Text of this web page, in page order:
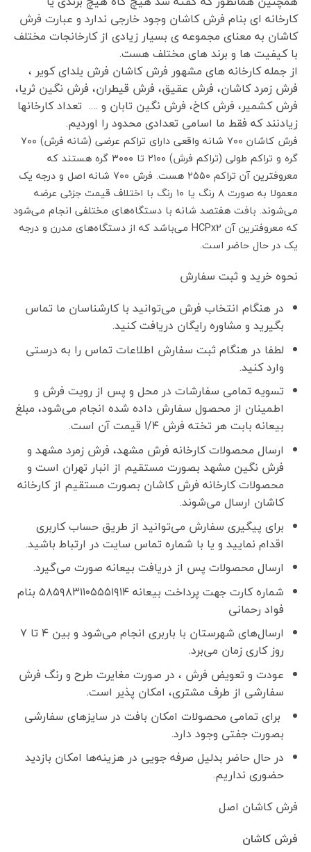
کارخانه ای بنام فرش کاشان وجود خارجی ندارد و عبارت فرش
کاشان به معنای مجموعه ی بسیار زیادی از کارخانجات مختلف
با کیفیت ها و برند های مختلف هست.
از جمله کارخانه های مشهور فرش کاشان فرش یلدای کویر ،
فرش زمرد کاشان، فرش عقیق، فرش قیطران، فرش نگین ثریا،
فرش کشمیر، فرش کاخ، فرش نگین تابان و …. تعداد کارخانها
زیادنند که فقط ما اسامی تعدادی محدود را اوردیم.
فرش کاشان ۷۰۰ شانه واقعی دارای تراکم عرضی (شانه فرش) ۷۰۰
گره و تراکم طولی (تراکم فرش) ۲۱۰۰ تا ۳۰۰۰ گره هستند که
معروفترین آن تراکم ۲۵۵۰ هست. فرش ۷۰۰ شانه اصل و درجه یک
معمولا به صورت ۸ رنگ یا ۱۰ رنگ با اختلاف قیمت جزئی عرضه
می‌شوند. بافت هفتصد شانه با دستگاه‌های مختلفی انجام می‌شود
که معروفترین آن HCPx2 می‌باشد که از دستگاه‌های مدرن و درجه
یک در حال حاضر است.
نحوه خرید و ثبت سفارش
در هنگام انتخاب فرش می‌توانید با کارشناسان ما تماس
بگیرید و مشاوره رایگان دریافت کنید.
لطفا در هنگام ثبت سفارش اطلاعات تماس را به درستی
وارد کنید.
تسویه تمامی سفارشات در محل و پس از رویت فرش و
اطمینان از محصول سفارش داده شده انجام می‌شود، مبلغ
بیعانه بابت هر تخته فرش ۱/۴ قیمت آن است.
ارسال محصولات کارخانه فرش مشهد، فرش زمرد مشهد و
فرش نگین مشهد بصورت مستقیم از انبار تهران است و
محصولات کارخانه فرش کاشان بصورت مستقیم از کارخانه
کاشان ارسال می‌شوند.
برای پیگیری سفارش می‌توانید از طریق حساب کاربری
اقدام نمایید و یا با شماره تماس سایت در ارتباط باشید.
ارسال محصولات پس از دریافت بیعانه صورت می‌گیرد.
شماره کارت جهت پرداخت بیعانه ۵۸۵۹۸۳۱۱۰۵۵۵۱۹۱۴ بنام
فواد رحمانی
ارسال‌های شهرستان با باربری انجام می‌شود و بین ۴ تا ۷
روز کاری زمان می‌برد.
عودت و تعویض فرش ، در صورت مغایرت طرح و رنگ فرش
سفارشی از طرف مشتری، امکان پذیر است.
برای تمامی محصولات امکان بافت در سایزهای سفارشی
بصورت جفتی وجود دارد.
در حال حاضر بدلیل صرفه جویی در هزینه‌ها امکان بازدید
حضوری نداریم.
فرش کاشان اصل
فرش کاشان